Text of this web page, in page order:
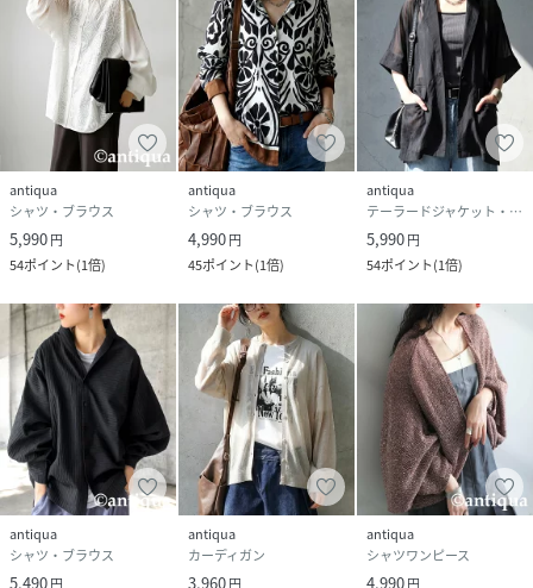
antiqua
シャツ・ブラウス
5,990円
54ポイント(1倍)
antiqua
シャツ・ブラウス
4,990円
45ポイント(1倍)
antiqua
テーラードジャケット・ブレザー
5,990円
54ポイント(1倍)
antiqua
シャツ・ブラウス
5,490円
antiqua
カーディガン
3,960円
antiqua
シャツワンピース
4,990円